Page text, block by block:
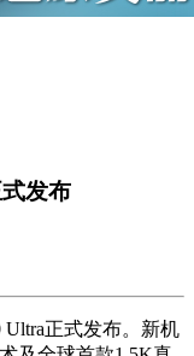
发布
Ultra正式发布。新机